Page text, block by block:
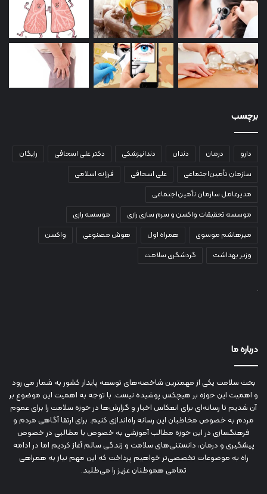
برچسب
دارو درمان دندان دندانپزشکی دکتر علی اسحاقی
رایگان
سازمان تأمین‌اجتماعی
علی اسحاقی
فرزانه اسلامی
مدیرعامل سازمان تأمین‌اجتماعی
موسسه تحقیقات واکسن و سرم سازی رازی
موسسه رازی
میرهاشم موسوی
همراه اول هوش مصنوعی
واکسن
وزیر بهداشت
گردشگری سلامت
درباره ما
بحث سلامت یکی از مهمترین شاخصه‌های توسعه پایدار کشور به شمار می رود
و اهمیت این حوزه بر هیچکس پوشیده نیست. با توجه به اهمیت این موضوع بر
آن شدیم تا رسانه‌ای برای انعکاس اخبار و گزارش‌ها در حوزه سلامت را برای عموم
مردم به خصوص مخاطبان این رسانه راه‌اندازی کنیم. برای ارتقا آگاهی مردم و
فرهنگسازی در این حوزه مطالب آموزشی به خصوص با مطالبی در خصوص
پیشگیری و درمان، دانستنی‌های سلامت و زندگی سالم آغاز کردیم اما در ادامه
راه به موضوعات تخصصی‌تر خواهیم پرداخت که این مهم نیاز به همراهی
تمامی هموطنان عزیز را می‌طلبد.